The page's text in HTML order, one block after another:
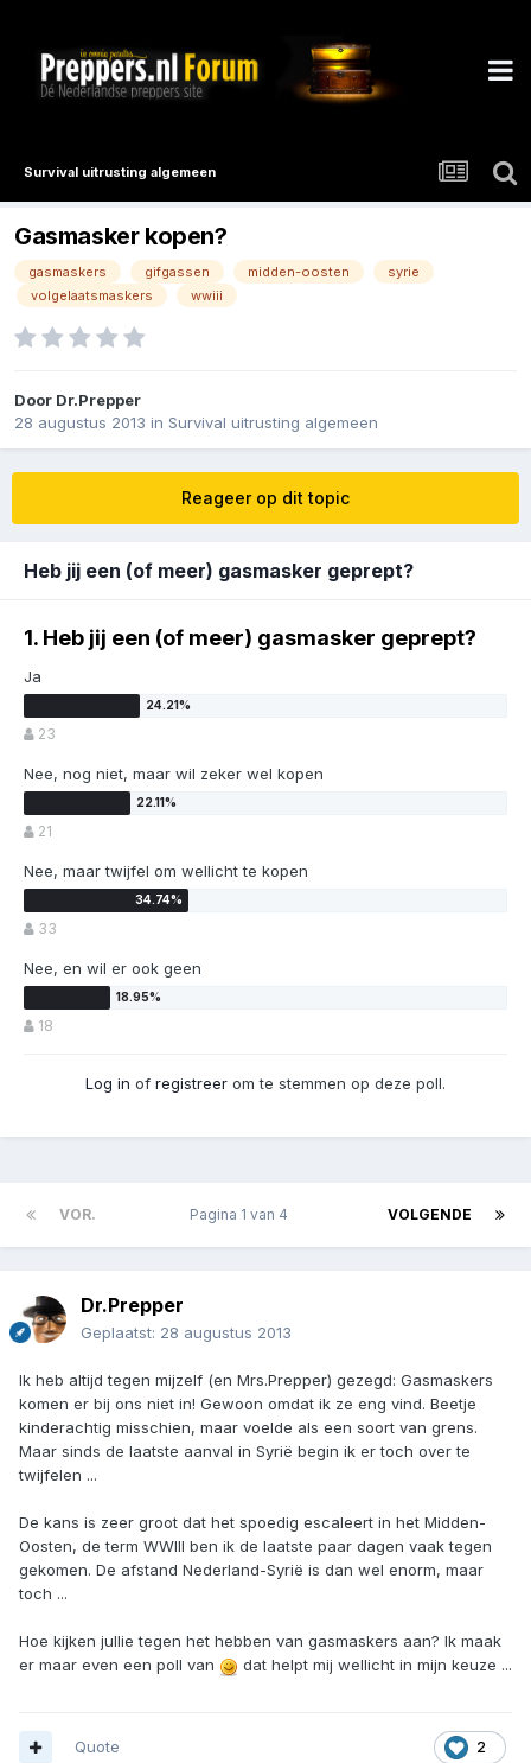
Survival uitrusting algemeen
Gasmasker kopen?
gasmaskers gifgassen midden-oosten
syrie
volgelaatsmaskers
wwiii
Door Dr.Prepper
28 augustus 2013 in Survival uitrusting algemeen
Reageer op dit topic
Heb jij een (of meer) gasmasker geprept?
1. Heb jij een (of meer) gasmasker geprept?
Ja
23
Nee, nog niet, maar wil zeker wel kopen
21
Nee, maar twijfel om wellicht te kopen
33
Nee, en wil er ook geen
18
Log in of registreer om te stemmen op deze poll.
VOR. VOLGENDE
Pagina 1 van 4
Dr.Prepper
Geplaatst: 28 augustus 2013
Ik heb altijd tegen mijzelf (en Mrs.Prepper) gezegd: Gasmaskers
komen er bij ons niet in! Gewoon omdat ik ze eng vind. Beetje
kinderachtig misschien, maar voelde als een soort van grens.
Maar sinds de laatste aanval in Syrië begin ik er toch over te
twijfelen ...
De kans is zeer groot dat het spoedig escaleert in het Midden-
Oosten, de term WWIII ben ik de laatste paar dagen vaak tegen
gekomen. De afstand Nederland-Syrië is dan wel enorm, maar
toch ...
Hoe kijken jullie tegen het hebben van gasmaskers aan? Ik maak
er maar even een poll van
dat helpt mij wellicht in mijn keuze ...
2
Quote